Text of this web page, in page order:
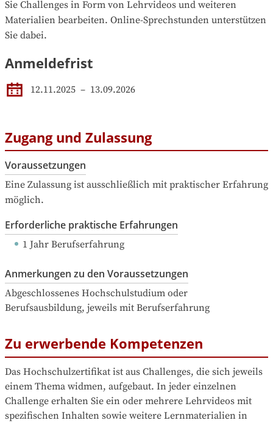
Sie Challenges in Form von Lehrvideos und weiteren
Materialien bearbeiten. Online-Sprechstunden unterstützen
Sie dabei.
Anmeldefrist
12.11.2025 – 13.09.2026
Zugang und Zulassung
Voraussetzungen
Eine Zulassung ist ausschließlich mit praktischer Erfahrung
möglich.
Erforderliche praktische Erfahrungen
1 Jahr Berufserfahrung
Anmerkungen zu den Voraussetzungen
Abgeschlossenes Hochschulstudium oder
Berufsausbildung, jeweils mit Berufserfahrung
Zu erwerbende Kompetenzen
Das Hochschulzertifikat ist aus Challenges, die sich jeweils
einem Thema widmen, aufgebaut. In jeder einzelnen
Challenge erhalten Sie ein oder mehrere Lehrvideos mit
spezifischen Inhalten sowie weitere Lernmaterialien in